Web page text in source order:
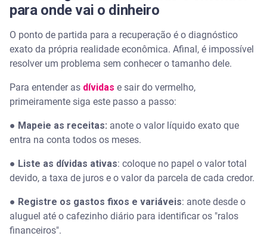
para onde vai o dinheiro
O ponto de partida para a recuperação é o diagnóstico
exato da própria realidade econômica. Afinal, é impossível
resolver um problema sem conhecer o tamanho dele.
Para entender as dívidas e sair do vermelho,
primeiramente siga este passo a passo:
● Mapeie as receitas: anote o valor líquido exato que
entra na conta todos os meses.
● Liste as dívidas ativas: coloque no papel o valor total
devido, a taxa de juros e o valor da parcela de cada credor.
● Registre os gastos fixos e variáveis: anote desde o
aluguel até o cafezinho diário para identificar os "ralos
financeiros".